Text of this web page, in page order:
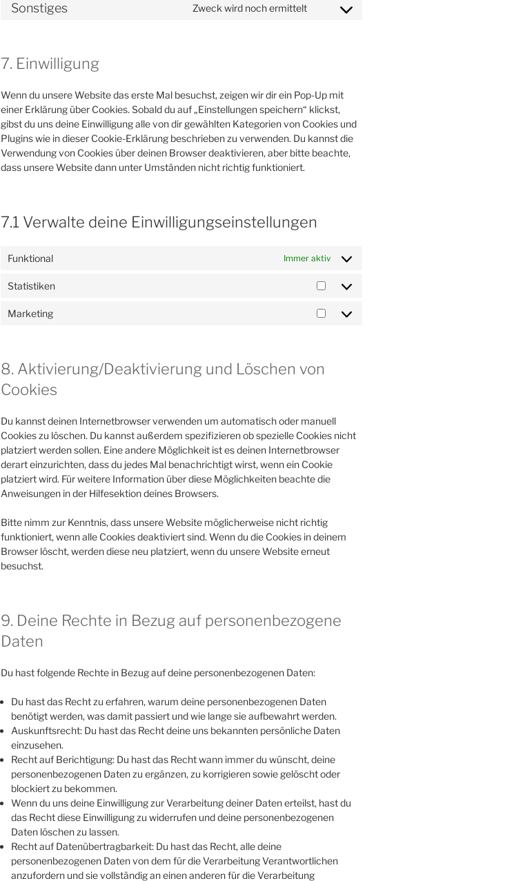
service
Sonstiges Zweck wird noch ermittelt
Consent
7. Einwilligung
Wenn du unsere Website das erste Mal besuchst, zeigen wir dir ein Pop-Up mit
einer Erklärung über Cookies. Sobald du auf „Einstellungen speichern“ klickst,
gibst du uns deine Einwilligung alle von dir gewählten Kategorien von Cookies und
Plugins wie in dieser Cookie-Erklärung beschrieben zu verwenden. Du kannst die
Verwendung von Cookies über deinen Browser deaktivieren, aber bitte beachte,
dass unsere Website dann unter Umständen nicht richtig funktioniert.
7.1 Verwalte deine Einwilligungseinstellungen
Funktional Immer aktiv
Statistiken
Statistiken
Marketing
Marketing
8. Aktivierung/Deaktivierung und Löschen von
Cookies
Du kannst deinen Internetbrowser verwenden um automatisch oder manuell
Cookies zu löschen. Du kannst außerdem spezifizieren ob spezielle Cookies nicht
platziert werden sollen. Eine andere Möglichkeit ist es deinen Internetbrowser
derart einzurichten, dass du jedes Mal benachrichtigt wirst, wenn ein Cookie
platziert wird. Für weitere Information über diese Möglichkeiten beachte die
Anweisungen in der Hilfesektion deines Browsers.
Bitte nimm zur Kenntnis, dass unsere Website möglicherweise nicht richtig
funktioniert, wenn alle Cookies deaktiviert sind. Wenn du die Cookies in deinem
Browser löscht, werden diese neu platziert, wenn du unsere Website erneut
besuchst.
9. Deine Rechte in Bezug auf personenbezogene
Daten
Du hast folgende Rechte in Bezug auf deine personenbezogenen Daten:
Du hast das Recht zu erfahren, warum deine personenbezogenen Daten
benötigt werden, was damit passiert und wie lange sie aufbewahrt werden.
Auskunftsrecht: Du hast das Recht deine uns bekannten persönliche Daten
einzusehen.
Recht auf Berichtigung: Du hast das Recht wann immer du wünscht, deine
personenbezogenen Daten zu ergänzen, zu korrigieren sowie gelöscht oder
blockiert zu bekommen.
Wenn du uns deine Einwilligung zur Verarbeitung deiner Daten erteilst, hast du
das Recht diese Einwilligung zu widerrufen und deine personenbezogenen
Daten löschen zu lassen.
Recht auf Datenübertragbarkeit: Du hast das Recht, alle deine
personenbezogenen Daten von dem für die Verarbeitung Verantwortlichen
anzufordern und sie vollständig an einen anderen für die Verarbeitung